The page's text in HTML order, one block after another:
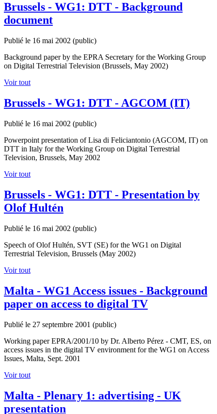
Brussels - WG1: DTT - Background
document
Publié le 16 mai 2002 (public)
Background paper by the EPRA Secretary for the Working Group
on Digital Terrestrial Television (Brussels, May 2002)
Voir tout
Brussels - WG1: DTT - AGCOM (IT)
Publié le 16 mai 2002 (public)
Powerpoint presentation of Lisa di Feliciantonio (AGCOM, IT) on
DTT in Italy for the Working Group on Digital Terrestrial
Television, Brussels, May 2002
Voir tout
Brussels - WG1: DTT - Presentation by
Olof Hultén
Publié le 16 mai 2002 (public)
Speech of Olof Hultén, SVT (SE) for the WG1 on Digital
Terrestrial Television, Brussels (May 2002)
Voir tout
Malta - WG1 Access issues - Background
paper on access to digital TV
Publié le 27 septembre 2001 (public)
Working paper EPRA/2001/10 by Dr. Alberto Pérez - CMT, ES, on
access issues in the digital TV environment for the WG1 on Access
Issues, Malta, Sept. 2001
Voir tout
Malta - Plenary 1: advertising - UK
presentation